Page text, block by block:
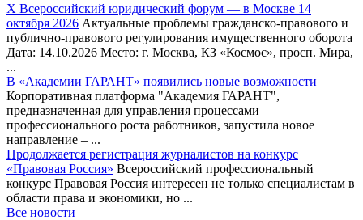
Х Всероссийский юридический форум — в Москве 14
октября 2026 Актуальные проблемы гражданско-правового и
публично-правового регулирования имущественного оборота
Дата: 14.10.2026 Место: г. Москва, КЗ «Космос», просп. Мира,
...
В «Академии ГАРАНТ» появились новые возможности
Корпоративная платформа "Академия ГАРАНТ",
предназначенная для управления процессами
профессионального роста работников, запустила новое
направление – ...
Продолжается регистрация журналистов на конкурс
«Правовая Россия» Всероссийский профессиональный
конкурс Правовая Россия интересен не только специалистам в
области права и экономики, но ...
Все новости